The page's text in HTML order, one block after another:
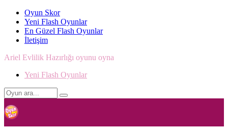
Oyun Skor
Yeni Flash Oyunlar
En Güzel Flash Oyunlar
İletişim
Ariel Evlilik Hazırlığı oyunu oyna
Yeni Flash Oyunlar